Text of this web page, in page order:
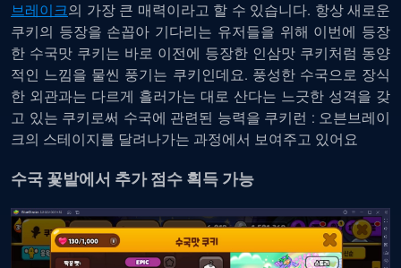
브레이크의 가장 큰 매력이라고 할 수 있습니다. 항상 새로운
쿠키의 등장을 손꼽아 기다리는 유저들을 위해 이번에 등장
한 수국맛 쿠키는 바로 이전에 등장한 인삼맛 쿠키처럼 동양
적인 느낌을 물씬 풍기는 쿠키인데요. 풍성한 수국으로 장식
한 외관과는 다르게 흘러가는 대로 산다는 느긋한 성격을 갖
고 있는 쿠키로써 수국에 관련된 능력을 쿠키런 : 오븐브레이
크의 스테이지를 달려나가는 과정에서 보여주고 있어요
수국 꽃밭에서 추가 점수 획득 가능